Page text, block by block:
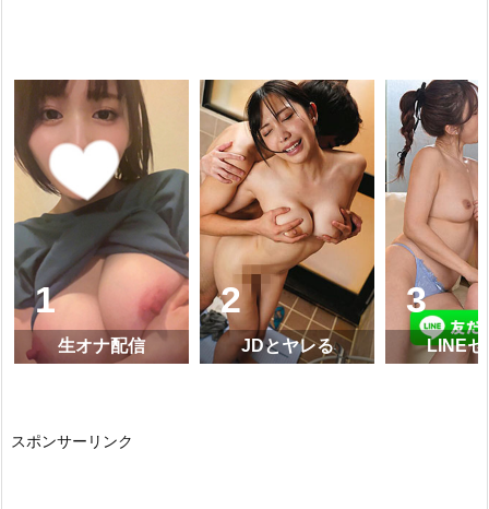
生オナ配信 JDとヤレる LINEセ
スポンサーリンク